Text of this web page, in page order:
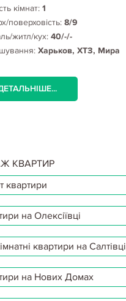
кімнат: 1
поверховість: 8/9
житл/кух: 40/-/-
Харьков, ХТЗ, Мира
КВАРТИР
квартири
на Олексіївці
квартири на Салтівці
на Нових Домах